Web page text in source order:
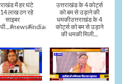
में हर घंटे
लाख ठग रहे
साइबर
उत्तराखंड के 4 कोर्ट्स
को बम से उड़ाने की
धमकीउत्तराखंड के 4
कोर्ट्स को बम से उड़ाने
की धमकी मिली...